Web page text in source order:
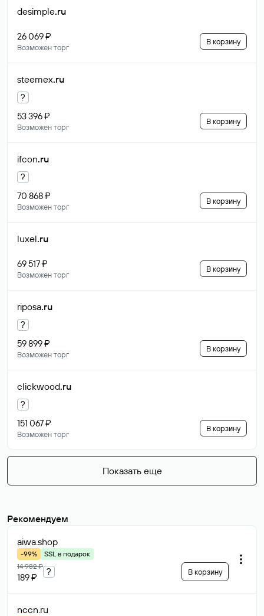
desimple.ru
26 069 ₽
Возможен торг
В корзину
steemex.ru
?
53 396 ₽
Возможен торг
В корзину
ifcon.ru
?
70 868 ₽
Возможен торг
В корзину
luxel.ru
69 517 ₽
Возможен торг
В корзину
riposa.ru
?
59 899 ₽
Возможен торг
В корзину
clickwood.ru
?
151 067 ₽
Возможен торг
В корзину
Показать еще
Рекомендуем
aiwa.shop
-99%
SSL в подарок
14 982 ₽
189 ₽
? В корзину
nccn.ru